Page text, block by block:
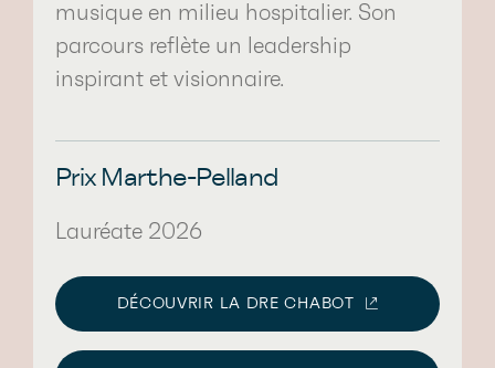
musique en milieu hospitalier. Son
parcours reflète un leadership
inspirant et visionnaire.
Prix Marthe-Pelland
Lauréate 2026
DÉCOUVRIR LA DRE CHABOT